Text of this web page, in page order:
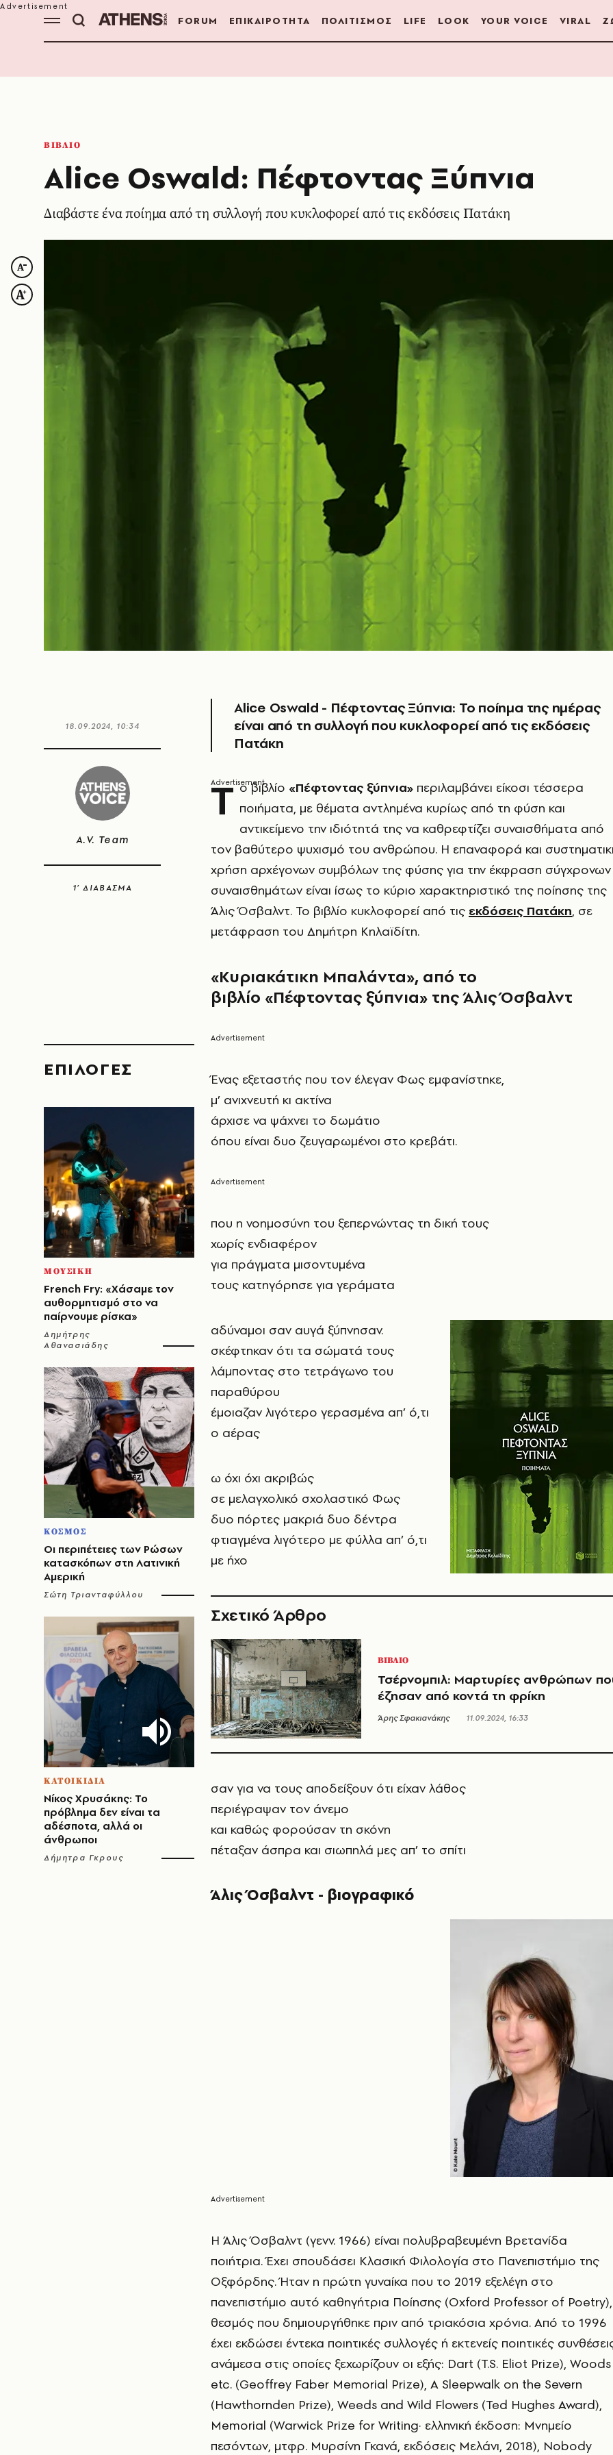
FORUM ΕΠΙΚΑΙΡΟΤΗΤΑ ΠΟΛΙΤΙΣΜΟΣ LIFE LOOK YOUR VOICE VIRAL
ΒΙΒΛΙΟ
Alice Oswald: Πέφτοντας Ξύπνια
Διαβάστε ένα ποίημα από τη συλλογή που κυκλοφορεί από τις εκδόσεις Πατάκη
18.09.2024, 10:34
A.V. Team
1’ ΔΙΑΒΑΣΜΑ
EΠΙΛΟΓΈΣ
ΜΟΥΣΙΚΗ
French Fry: «Χάσαμε τον
αυθορμητισμό στο να
παίρνουμε ρίσκα»
Δημήτρης
Αθανασιάδης
ΚΟΣΜΟΣ
Οι περιπέτειες των Ρώσων
κατασκόπων στη Λατινική
Αμερική
Σώτη Τριανταφύλλου
ΚΑΤΟΙΚΙΔΙΑ
Νίκος Χρυσάκης: Το
πρόβλημα δεν είναι τα
αδέσποτα, αλλά οι
άνθρωποι
Δήμητρα Γκρους
Alice Oswald - Πέφτοντας Ξύπνια: Το ποίημα της ημέρας
είναι από τη συλλογή που κυκλοφορεί από τις εκδόσεις
Πατάκη
Τ ο βιβλίο «Πέφτοντας ξύπνια» περιλαμβάνει είκοσι τέσσερα
ποιήματα, με θέματα αντλημένα κυρίως από τη φύση και
αντικείμενο την ιδιότητά της να καθρεφτίζει συναισθήματα από
τον βαθύτερο ψυχισμό του ανθρώπου. Η επαναφορά και
χρήση αρχέγονων συμβόλων της φύσης για την έκφραση σύγχρονων
συναισθημάτων είναι ίσως το κύριο χαρακτηριστικό της ποίησης της
Άλις Όσβαλντ. Το βιβλίο κυκλοφορεί από τις εκδόσεις Πατάκη, σε
μετάφραση του Δημήτρη Κηλαϊδίτη.
«Κυριακάτικη Μπαλάντα», από το
βιβλίο «Πέφτοντας ξύπνια» της Άλις Όσβαλντ
Ένας εξεταστής που τον έλεγαν Φως εμφανίστηκε,
μ’ ανιχνευτή κι ακτίνα
άρχισε να ψάχνει το δωμάτιο
όπου είναι δυο ζευγαρωμένοι στο κρεβάτι.
που η νοημοσύνη του ξεπερνώντας τη δική τους
χωρίς ενδιαφέρον
για πράγματα μισοντυμένα
τους κατηγόρησε για γεράματα
αδύναμοι σαν αυγά ξύπνησαν.
σκέφτηκαν ότι τα σώματά τους
λάμποντας στο τετράγωνο του
παραθύρου
έμοιαζαν λιγότερο γερασμένα απ’ ό,τι
ο αέρας
ω όχι όχι ακριβώς
σε μελαγχολικό σχολαστικό Φως
δυο πόρτες μακριά δυο δέντρα
φτιαγμένα λιγότερο με φύλλα απ’ ό,τι
με ήχο​
Σχετικό Άρθρο
ΒΙΒΛΙΟ
Τσέρνομπιλ: Μαρτυρίες ανθρώπων
έζησαν από κοντά τη φρίκη
Άρης Σφακιανάκης 11.09.2024, 16:33
σαν για να τους αποδείξουν ότι είχαν λάθος
περιέγραψαν τον άνεμο
και καθώς φορούσαν τη σκόνη
πέταξαν άσπρα και σιωπηλά μες απ’ το σπίτι
Άλις Όσβαλντ - βιογραφικό
Η Άλις Όσβαλντ (γενν. 1966) είναι πολυβραβευμένη Βρετανίδα
ποιήτρια. Έχει σπουδάσει Κλασική Φιλολογία στο Πανεπιστήμιο της
Οξφόρδης. Ήταν η πρώτη γυναίκα που τo 2019 εξελέγη στο
πανεπιστήμιο αυτό καθηγήτρια Ποίησης (Oxford Professor of Poetry),
θεσμός που δημιουργήθηκε πριν από τριακόσια χρόνια. Από το 1996
έχει εκδώσει έντεκα ποιητικές συλλογές ή εκτενείς ποιητικές
ανάμεσα στις οποίες ξεχωρίζουν οι εξής: Dart (T.S. Eliot Prize), Woods
etc. (Geoffrey Faber Memorial Prize), A Sleepwalk on the Severn
(Hawthornden Prize), Weeds and Wild Flowers (Ted Hughes Award),
Memorial (Warwick Prize for Writing· ελληνική έκδοση: Μνημείο
πεσόντων, μτφρ. Μυρσίνη Γκανά, εκδόσεις Μελάνι, 2018), Nobody